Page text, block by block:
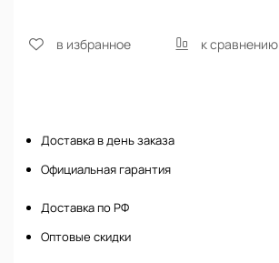
в избранное к сравнению
Доставка в день заказа
Официальная гарантия
Доставка по РФ
Оптовые скидки